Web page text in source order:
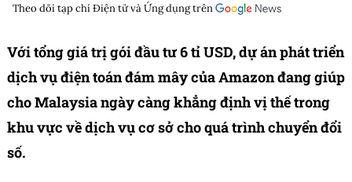
Theo dõi tạp chíĐiện tử và Ứng dụngtrên
Với tổng giá trị gói đầu tư 6 tỉ USD, dự án phát triển
dịch vụ điện toán đám mây của Amazon đang giúp
cho Malaysia ngày càng khẳng định vị thế trong
khu vực về dịch vụ cơ sở cho quá trình chuyển đổi
số.